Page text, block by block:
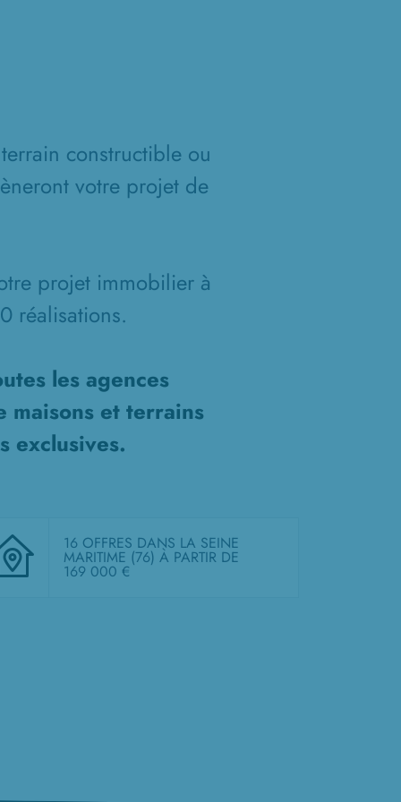
constructible ou
votre projet de
projet immobilier à
réalisations.
les agences
maisons et terrains
exclusives.
16 OFFRES DANS LA SEINE
MARITIME (76) À PARTIR DE
169 000 €